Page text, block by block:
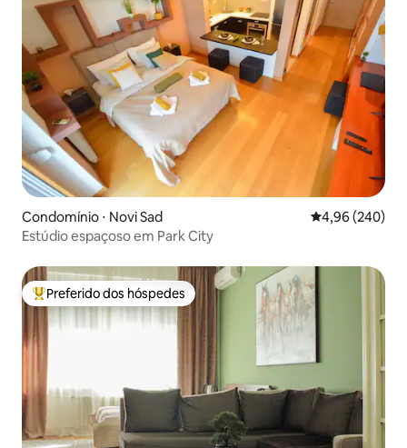
Condomínio ⋅ Novi Sad 4,96 de uma
4,96 (240)
Estúdio espaçoso em Park City
Entre os melhores preferidos dos hóspedes
Preferido dos hóspedes